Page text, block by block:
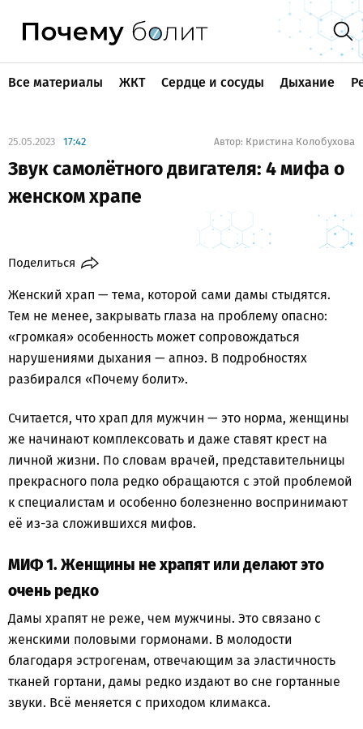
Все материалы ЖКТ Сердце и сосуды Дыхание
25.05.2023 17:42 Автор: Кристина Колобухова
Звук самолётного двигателя: 4 мифа о
женском храпе
Поделиться
Женский храп — тема, которой сами дамы стыдятся.
Тем не менее, закрывать глаза на проблему опасно:
«громкая» особенность может сопровождаться
нарушениями дыхания — апноэ. В подробностях
разбирался «Почему болит».
Считается, что храп для мужчин — это норма, женщины
же начинают комплексовать и даже ставят крест на
личной жизни. По словам врачей, представительницы
прекрасного пола редко обращаются с этой проблемой
к специалистам и особенно болезненно воспринимают
её из-за сложившихся мифов.
МИФ 1. Женщины не храпят или делают это
очень редко
Дамы храпят не реже, чем мужчины. Это связано с
женскими половыми гормонами. В молодости
благодаря эстрогенам, отвечающим за эластичность
тканей гортани, дамы редко издают во сне гортанные
звуки. Всё меняется с приходом климакса.